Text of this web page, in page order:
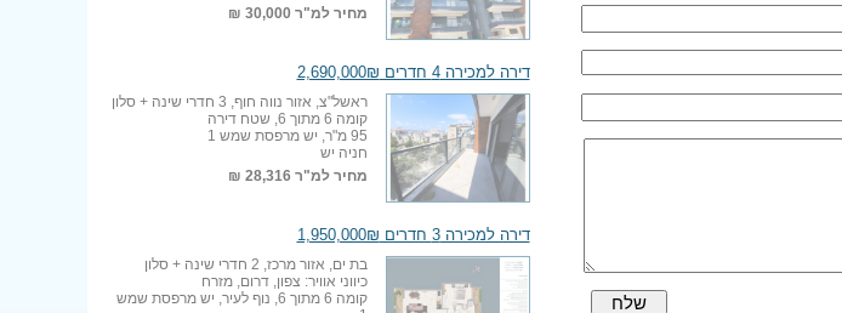
שלח
מחיר למ"ר 30,000 ₪
דירה למכירה 4 חדרים 2,690,000₪
ראשל"צ, אזור נווה חוף, 3 חדרי שינה + סלון
קומה 6 מתוך 6, שטח דירה
95 מ"ר, יש מרפסת שמש 1
חניה יש
מחיר למ"ר 28,316 ₪
דירה למכירה 3 חדרים 1,950,000₪
בת ים, אזור מרכז, 2 חדרי שינה + סלון
כיווני אוויר: צפון, דרום, מזרח
קומה 6 מתוך 6, נוף לעיר, יש מרפסת שמש